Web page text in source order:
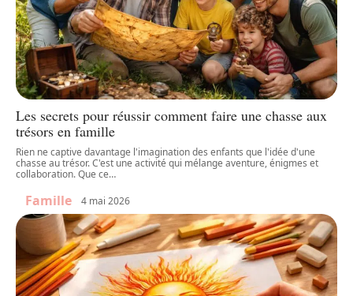
Les secrets pour réussir comment faire une chasse aux
trésors en famille
Rien ne captive davantage l'imagination des enfants que l'idée d'une
chasse au trésor. C'est une activité qui mélange aventure, énigmes et
collaboration. Que ce…
Famille 4 mai 2026